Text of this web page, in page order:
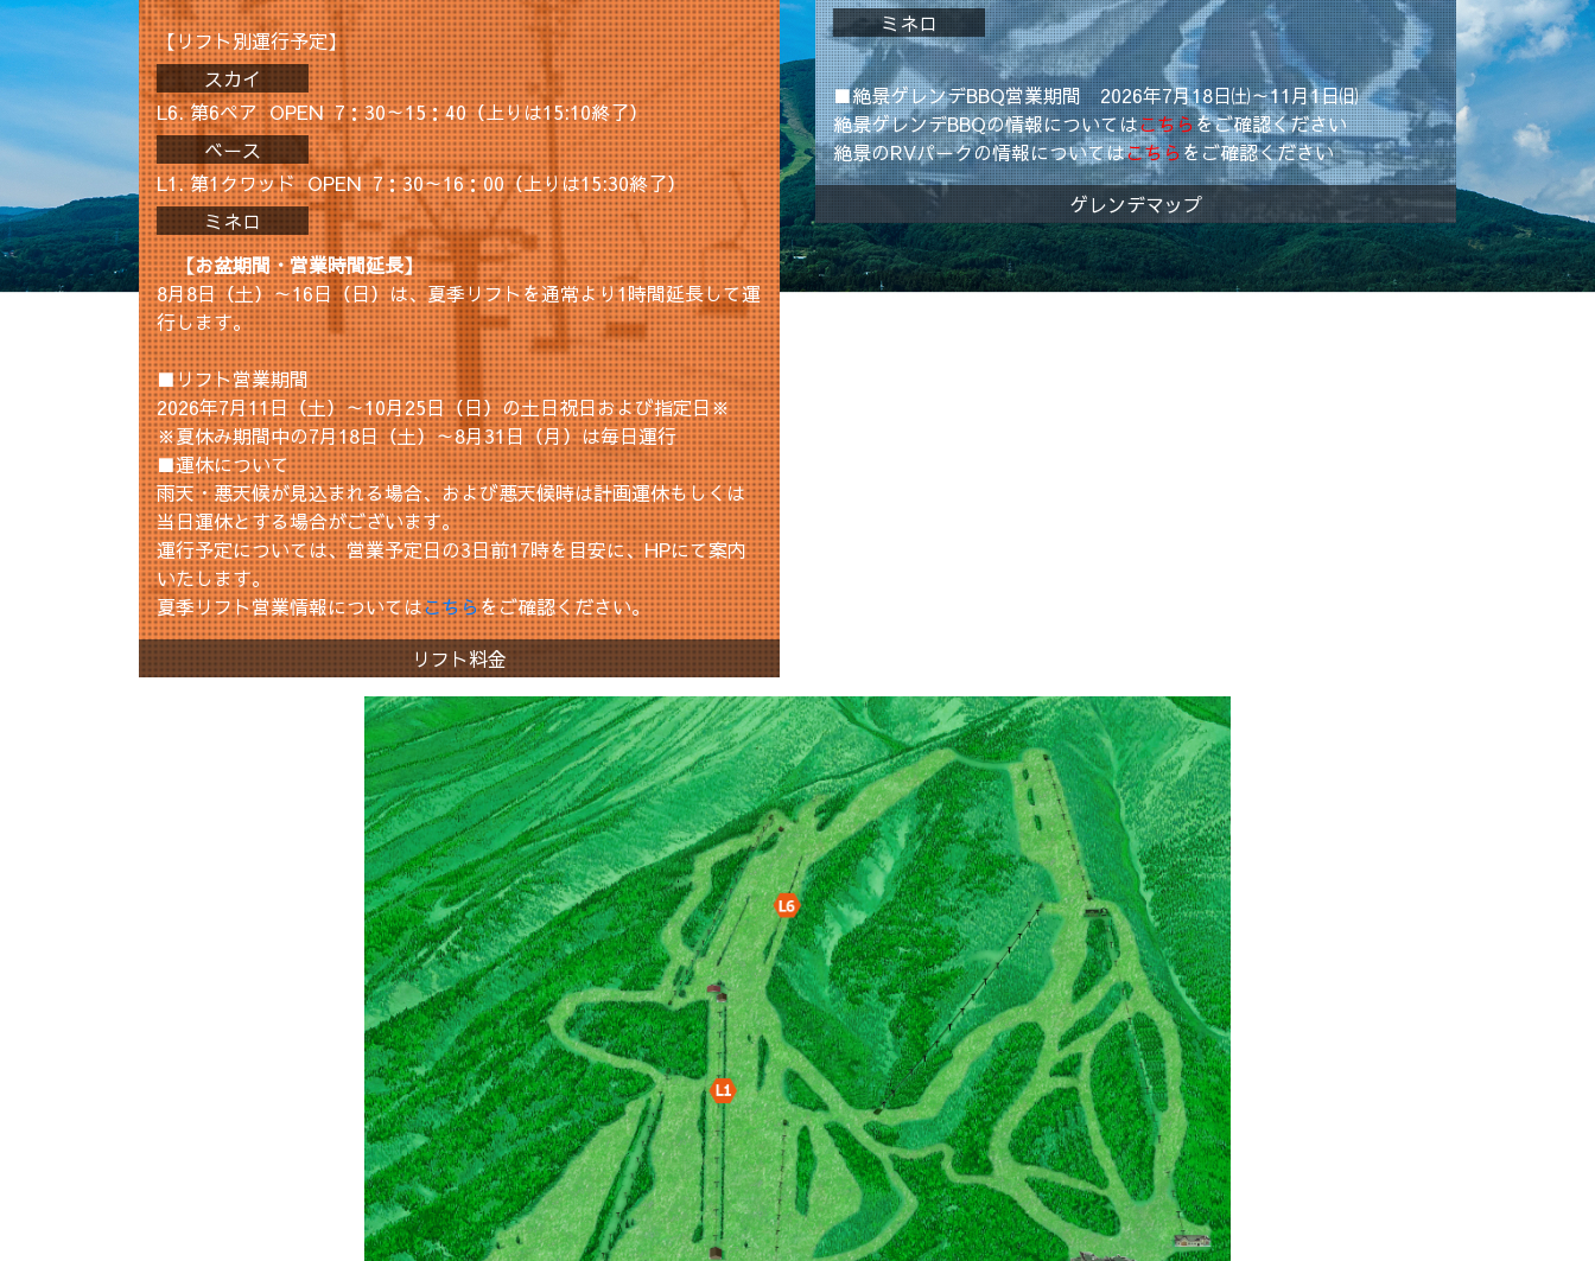
【リフト別運行予定】
スカイ
L6. 第6ペア OPEN 7：30～15：40（上りは15:10終了）
ベース
L1. 第1クワッド OPEN 7：30～16：00（上りは15:30終了）
ミネロ
【お盆期間・営業時間延長】
8月8日（土）～16日（日）は、夏季リフトを通常より1時間延長して運
行します。
■リフト営業期間
2026年7月11日（土）～10月25日（日）の土日祝日および指定日※
※夏休み期間中の7月18日（土）～8月31日（月）は毎日運行
■運休について
雨天・悪天候が見込まれる場合、および悪天候時は計画運休もしくは
当日運休とする場合がございます。
運行予定については、営業予定日の3日前17時を目安に、HPにて案内
いたします。
夏季リフト営業情報についてはこちらをご確認ください。
リフト料金
ミネロ
■絶景ゲレンデBBQ営業期間 2026年7月18日㈯～11月1日㈰
絶景ゲレンデBBQの情報についてはこちらをご確認ください
絶景のRVパークの情報についてはこちらをご確認ください
ゲレンデマップ